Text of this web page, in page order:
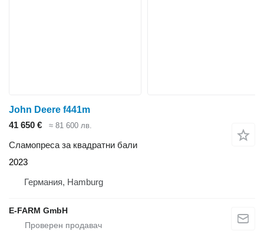
John Deere f441m
41 650 €
≈ 81 600 лв.
Сламопреса за квадратни бали
2023
Германия, Hamburg
E-FARM GmbH